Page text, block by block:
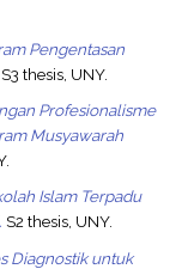
Pengentasan
S3 thesis, UNY.
Profesionalisme
Musyawarah
Islam Terpadu
S2 thesis, UNY.
Diagnostik untuk